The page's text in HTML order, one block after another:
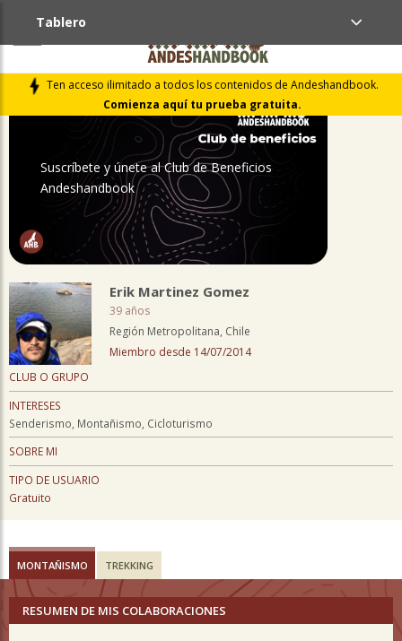
Ten acceso ilimitado a todos los contenidos de Andeshandbook.
Comienza aquí tu prueba gratuita.
Tablero
Suscríbete y únete al Club de Beneficios
Andeshandbook
Erik Martinez Gomez
39 años
Región Metropolitana, Chile
Miembro desde 14/07/2014
CLUB O GRUPO
INTERESES
Senderismo, Montañismo, Cicloturismo
SOBRE MI
TIPO DE USUARIO
Gratuito
MONTAÑISMO TREKKING
RESUMEN DE MIS COLABORACIONES